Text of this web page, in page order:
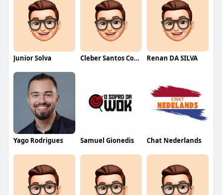
Junior Solva Cleber Santos Costa Renan DA SILVA
Yago Rodrigues Samuel Gionedis Chat Nederlands